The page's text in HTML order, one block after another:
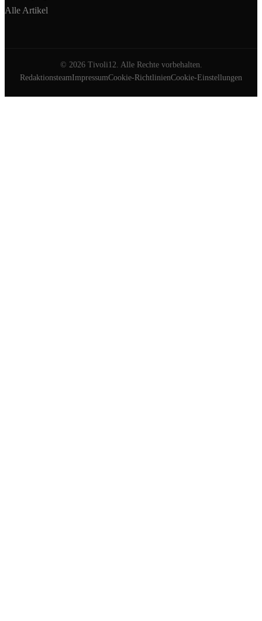
Alle Artikel
© 2026Tivoli12. Alle Rechte vorbehalten.
RedaktionsteamImpressumCookie-RichtlinienCookie-Einstellungen